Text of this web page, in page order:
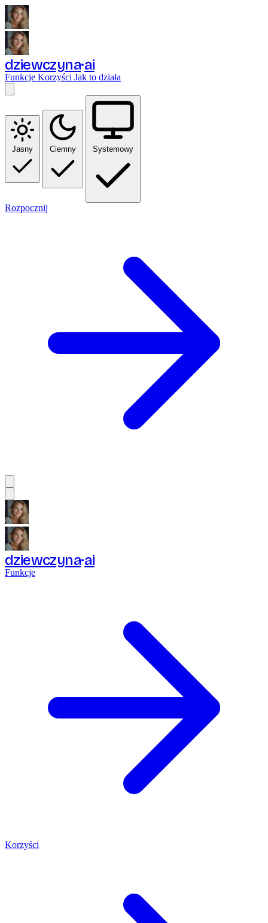
dziewczyna ai
Funkcje Korzyści Jak to działa
Jasny Ciemny Systemowy
Rozpocznij
dziewczyna ai
Funkcje
Korzyści